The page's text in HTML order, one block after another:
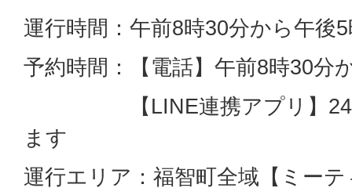
運行時間：午前8時30分から午後
予約時間：【電話】午前8時30分
【LINE連携アプリ】24時
ます
運行エリア：福智町全域【ミー